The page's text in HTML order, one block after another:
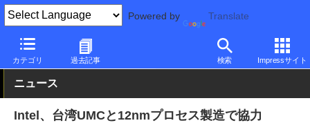
Powered by Translate
カテゴリ 過去記事 検索 Impressサイト
PC Watch 市場 動向
ニュース
Intel、台湾UMCと12nmプロセス製造で協力